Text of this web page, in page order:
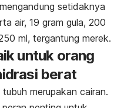
setidaknya
air, 19 gram gula, 200
ml, tergantung merek.
untuk orang
berat
merupakan cairan.